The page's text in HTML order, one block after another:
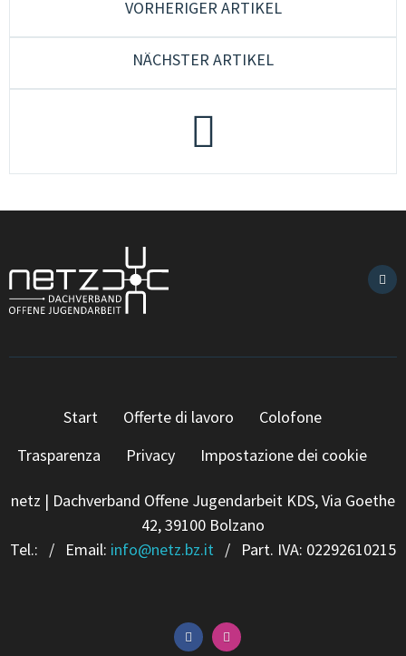
GENDER & PEDAGOGIA SESSUALE
JUGENDCOACHINGGIOVANI
CONTATTI
VORHERIGER ARTIKEL
NÄCHSTER ARTIKEL
Start Offerte di lavoro
Colofone
Trasparenza
Privacy Impostazione dei cookie
netz | Dachverband Offene Jugendarbeit KDS, Via Goethe
42, 39100 Bolzano
Tel.:
/ Email: info@netz.bz.it / Part. IVA: 02292610215